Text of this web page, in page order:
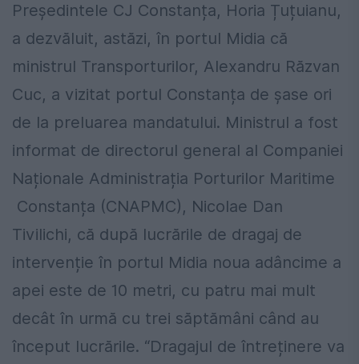
Președintele CJ Constanța, Horia Țuțuianu,
a dezvăluit, astăzi, în portul Midia că
ministrul Transporturilor, Alexandru Răzvan
Cuc, a vizitat portul Constanța de șase ori
de la preluarea mandatului. Ministrul a fost
informat de directorul general al Companiei
Naționale Administrația Porturilor Maritime
Constanța (CNAPMC), Nicolae Dan
Tivilichi, că după lucrările de dragaj de
intervenție în portul Midia noua adâncime a
apei este de 10 metri, cu patru mai mult
decât în urmă cu trei săptămâni când au
început lucrările. “Dragajul de întreținere va